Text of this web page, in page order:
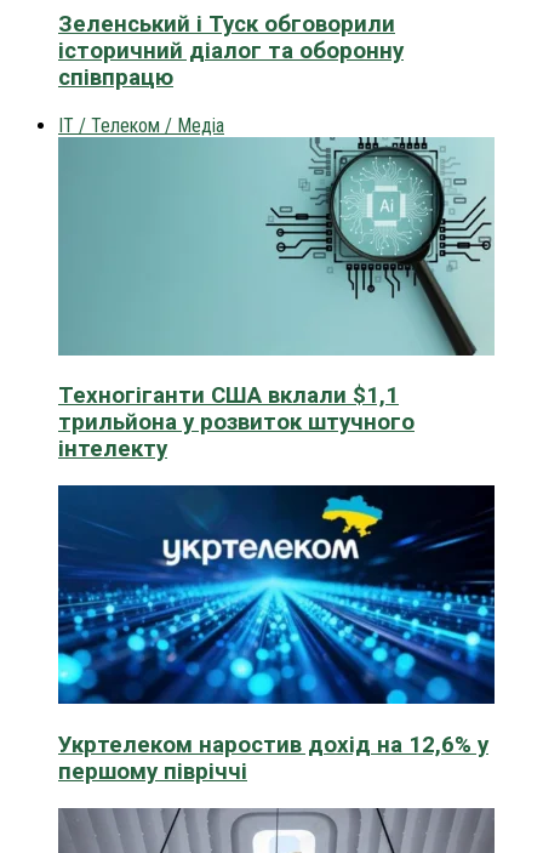
Зеленський і Туск обговорили
історичний діалог та оборонну
співпрацю
IT / Телеком / Медіа
Техногіганти США вклали $1,1
трильйона у розвиток штучного
інтелекту
Укртелеком наростив дохід на 12,6% у
першому півріччі